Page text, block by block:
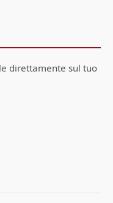
direttamente sul tuo